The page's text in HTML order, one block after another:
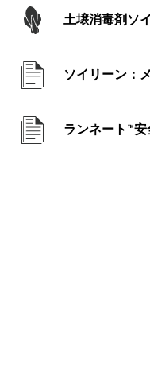
土壌消毒剤ソ
ソイリーン：
ランネート™安